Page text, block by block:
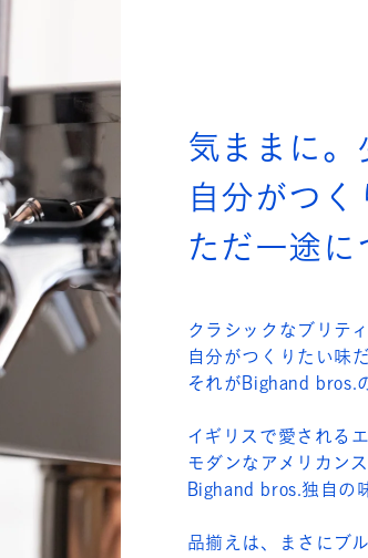
気ままに。
自分がつく
ただ一途に
クラシックなブリテ
自分がつくりたい味
それがBighand bros.
イギリスで愛される
モダンなアメリカン
Bighand bros.独自の
品揃えは、まさにブ